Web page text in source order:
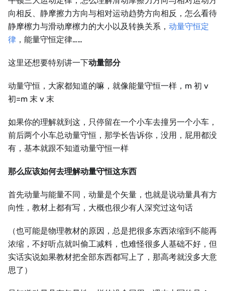
向相反、静摩擦力方向与相对运动趋势方向相反，怎么看待
静摩檫力与滑动摩檫力的大小以及转换关系， 动量守恒定
律 ，能量守恒定律……
这里还想要特别讲一下动量部分
动量守恒，大家都知道的嘛，就像能量守恒一样，m 初 v
初=m 末 v 末
如果你的理解就到这，只停留在一个小车去撞另一个小车，
前后两个小车总动量守恒，那学长告诉你，没用，屁用都没
有，基本就跟不知道动量守恒一样
那么应该如何去理解动量守恒这东西
首先动量与能量不同，动量是个矢量，也就是说动量具有方
向性，教材上都有写，大概也很少有人深究过这句话
（也可能是物理教材的原因，总是把很多东西浓缩到不能再
浓缩，不好听点就叫偷工减料，也难怪很多人基础不好，但
实话实说如果教材把全部东西都写上了，那高考就没多大意
思了）